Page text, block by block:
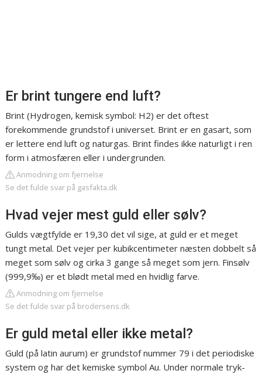
Er brint tungere end luft?
Brint (Hydrogen, kemisk symbol: H2) er det oftest
forekommende grundstof i universet. Brint er en gasart, som
er lettere end luft og naturgas. Brint findes ikke naturligt i ren
form i atmosfæren eller i undergrunden.
Anmodning om fjernelse
Se det fulde svar på gasfakta.dk
Hvad vejer mest guld eller sølv?
Gulds vægtfylde er 19,30 det vil sige, at guld er et meget
tungt metal. Det vejer per kubikcentimeter næsten dobbelt så
meget som sølv og cirka 3 gange så meget som jern. Finsølv
(999,9‰) er et blødt metal med en hvidlig farve.
Anmodning om fjernelse
Se det fulde svar på brodersens.dk
Er guld metal eller ikke metal?
Guld (på latin aurum) er grundstof nummer 79 i det periodiske
system og har det kemiske symbol Au. Under normale tryk-